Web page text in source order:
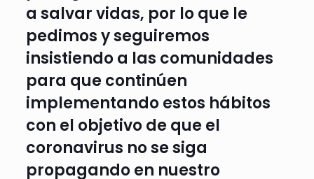
a salvar vidas, por lo que le
pedimos y seguiremos
insistiendo a las comunidades
para que continúen
implementando estos hábitos
con el objetivo de que el
coronavirus no se siga
propagando en nuestro